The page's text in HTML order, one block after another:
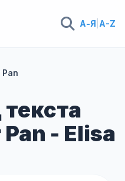
А-Я A-Z
Pan
- Elisa